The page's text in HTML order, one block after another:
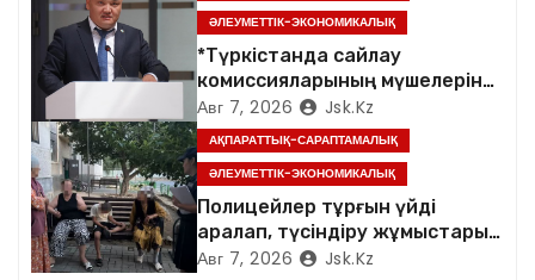
п
и
с
я
м
ӘЛЕУМЕТТІК-ЭКОНОМИКАЛЫҚ
*Түркістанда сайлау
комиссияларының мүшелеріне
арналған семинар өтті*
Авг 7, 2026 Jsk.kz
АҚПАРАТТЫҚ-САРАПТАМАЛЫҚ
ӘЛЕУМЕТТІК-ЭКОНОМИКАЛЫҚ
Полицейлер тұрғын үйді
аралап, түсіндіру жұмыстарын
жүргізді
Авг 7, 2026 Jsk.kz